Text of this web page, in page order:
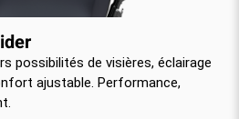
possibilités de visières, éclairage
ajustable. Performance,